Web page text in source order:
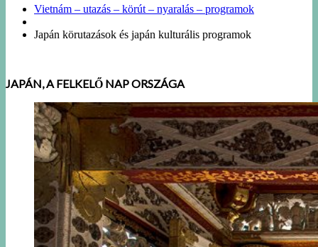
Vietnám – utazás – körút – nyaralás – programok
Japán körutazások és japán kulturális programok
JAPÁN, A FELKELŐ NAP ORSZÁGA